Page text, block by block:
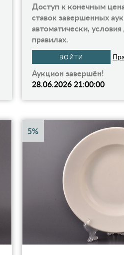
Доступ к конечным
ставок завершенных
автоматически,
правилах.
ВОЙТИ
Аукцион завершён!
28.06.2026 21:00:00
5%